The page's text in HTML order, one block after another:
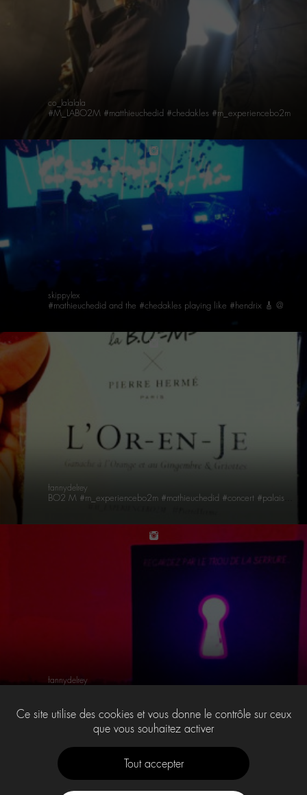
co_lalalala
#M_LABO2M #matthieuchedid #chedakles #m_experiencebo2m
skippylex
instagram
fannydelrey
instagram
fannydelrey
instagram
1 2 … 7
Ce site utilise des cookies et vous donne le contrôle sur ceux
que vous souhaitez activer
Tout accepter